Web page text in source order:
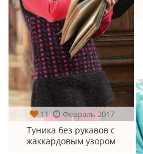
11 Февраль 2017
Туника без рукавов с
жаккардовым узором